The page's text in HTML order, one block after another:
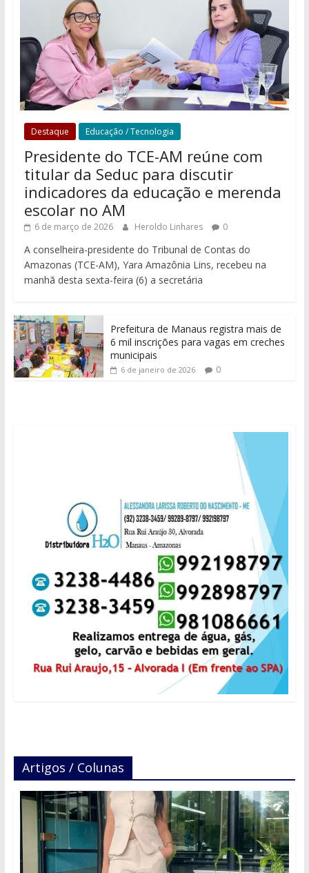
Destaque Educação / Tecnologia
Presidente do TCE-AM reúne com
titular da Seduc para discutir
indicadores da educação e merenda
escolar no AM
6 de março de 2026 Heroldo Linhares 0
A conselheira-presidente do Tribunal de Contas do
Amazonas (TCE-AM), Yara Amazônia Lins, recebeu na
manhã desta sexta-feira (6) a secretária
Prefeitura de Manaus registra mais de
6 mil inscrições para vagas em creches
municipais
6 de janeiro de 2026 0
Artigos / Colunas